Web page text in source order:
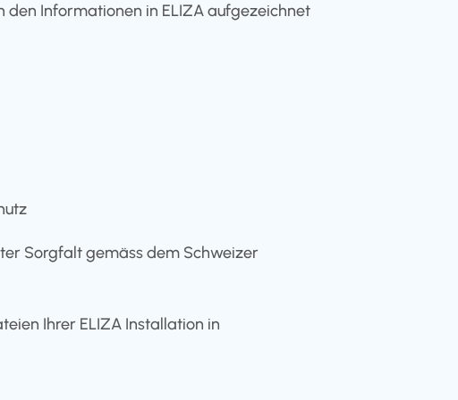
Informationen in ELIZA aufgezeichnet
Sorgfalt gemäss dem Schweizer
Ihrer ELIZA Installation in